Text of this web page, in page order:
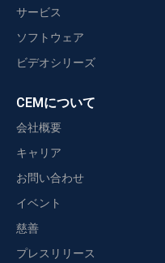
サービス
ソフトウェア
ビデオシリーズ
CEMについて
会社概要
キャリア
お問い合わせ
イベント
慈善
プレスリリース